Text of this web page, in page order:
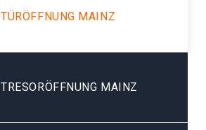
TÜRÖFFNUNG MAINZ
TRESORÖFFNUNG MAINZ